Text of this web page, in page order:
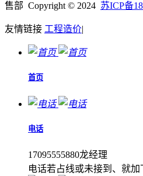
售部 Copyright © 2024 苏ICP备
友情链接 工程造价|
首页
电话
17095555880龙经理
电话若占线或未接到、就加